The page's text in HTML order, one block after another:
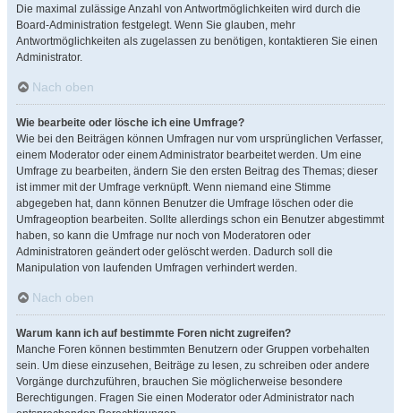
Die maximal zulässige Anzahl von Antwortmöglichkeiten wird durch die
Board-Administration festgelegt. Wenn Sie glauben, mehr
Antwortmöglichkeiten als zugelassen zu benötigen, kontaktieren Sie einen
Administrator.
Nach oben
Wie bearbeite oder lösche ich eine Umfrage?
Wie bei den Beiträgen können Umfragen nur vom ursprünglichen Verfasser,
einem Moderator oder einem Administrator bearbeitet werden. Um eine
Umfrage zu bearbeiten, ändern Sie den ersten Beitrag des Themas; dieser
ist immer mit der Umfrage verknüpft. Wenn niemand eine Stimme
abgegeben hat, dann können Benutzer die Umfrage löschen oder die
Umfrageoption bearbeiten. Sollte allerdings schon ein Benutzer abgestimmt
haben, so kann die Umfrage nur noch von Moderatoren oder
Administratoren geändert oder gelöscht werden. Dadurch soll die
Manipulation von laufenden Umfragen verhindert werden.
Nach oben
Warum kann ich auf bestimmte Foren nicht zugreifen?
Manche Foren können bestimmten Benutzern oder Gruppen vorbehalten
sein. Um diese einzusehen, Beiträge zu lesen, zu schreiben oder andere
Vorgänge durchzuführen, brauchen Sie möglicherweise besondere
Berechtigungen. Fragen Sie einen Moderator oder Administrator nach